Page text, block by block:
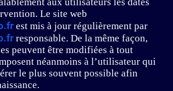
Le site web
est mis à jour régulièrement par
responsable. De la même façon,
peuvent être modifiées à tout
néanmoins à l’utilisateur qui
le plus souvent possible afin